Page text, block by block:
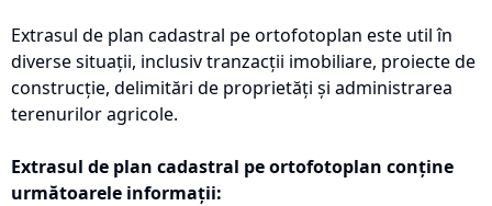
Extrasul de plan cadastral pe ortofotoplan este util în
diverse situații, inclusiv tranzacții imobiliare, proiecte de
construcție, delimitări de proprietăți și administrarea
terenurilor agricole.
Extrasul de plan cadastral pe ortofotoplan conține
următoarele informații: